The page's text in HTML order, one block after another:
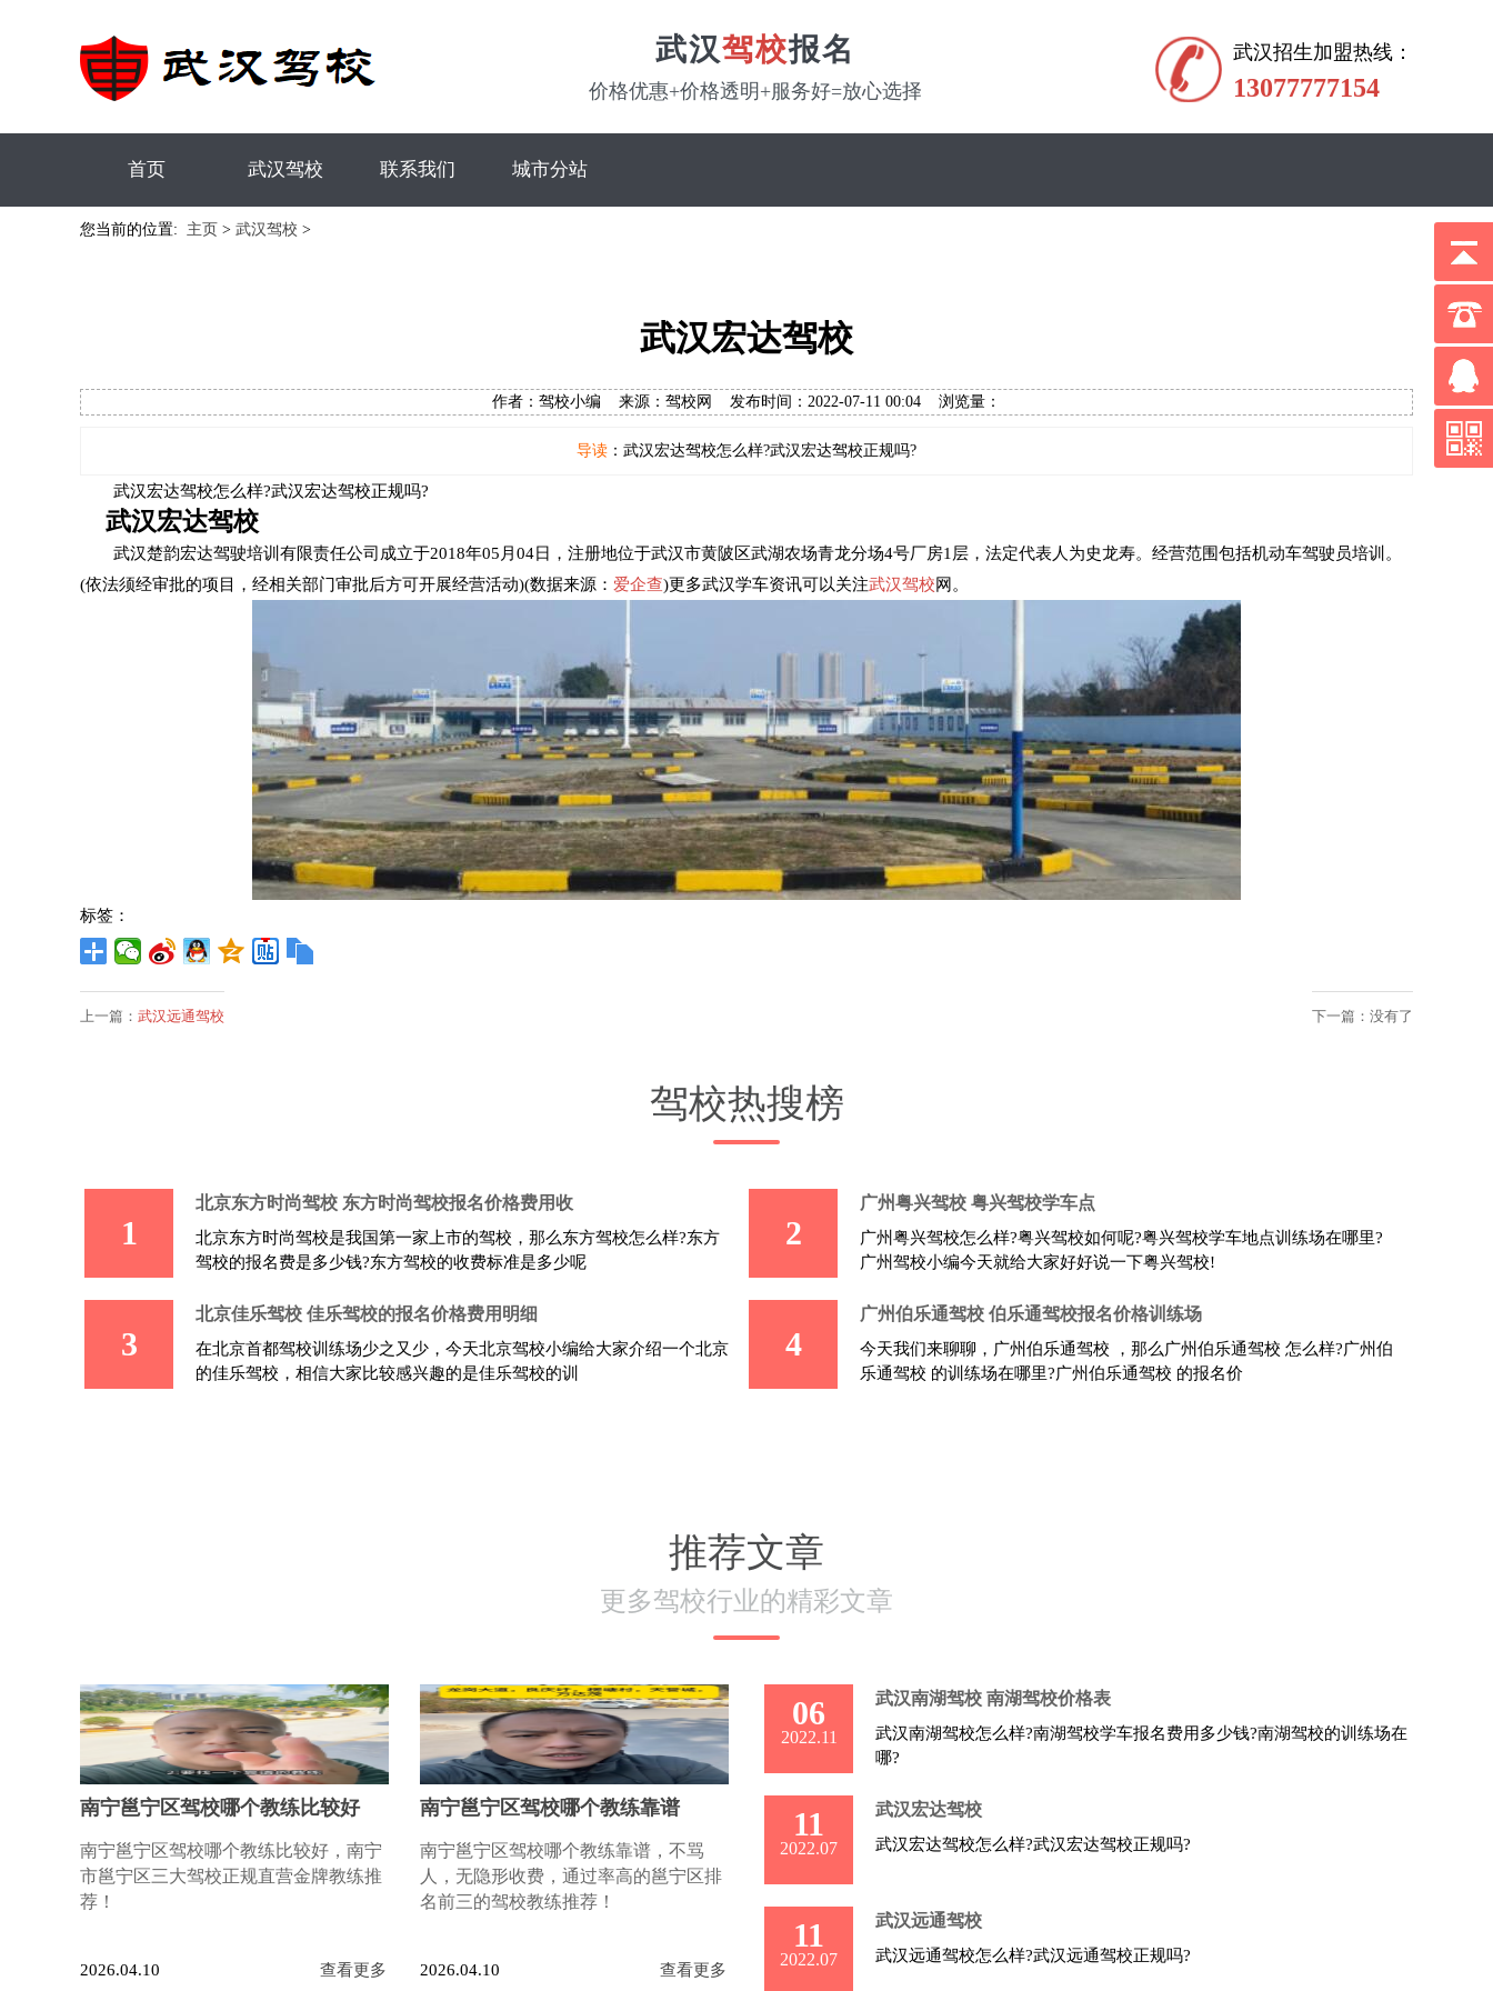
武汉驾校报名
价格优惠+价格透明+服务好=放心选择
武汉招生加盟热线：
13077777154
首页 武汉驾校 联系我们 城市分站
您当前的位置: 主页 > 武汉驾校 >
武汉宏达驾校
作者：驾校小编 来源：驾校网 发布时间：2022-07-11 00:04 浏览量：
导读 ：武汉宏达驾校怎么样?武汉宏达驾校正规吗?
武汉宏达驾校怎么样?武汉宏达驾校正规吗?
武汉宏达驾校
武汉楚韵宏达驾驶培训有限责任公司成立于2018年05月04日，注册地位于武汉市黄陂区武湖农场青龙分场4号厂房1层，法定代表人为史龙寿。经营范围包括机动车驾驶员培训。
(依法须经审批的项目，经相关部门审批后方可开展经营活动)(数据来源： 爱企查)更多武汉学车资讯可以关注武汉驾校网。
标签：
上一篇： 武汉远通驾校 下一篇：没有了
驾校热搜榜
1
北京东方时尚驾校 东方时尚驾校报名价格费用收
北京东方时尚驾校是我国第一家上市的驾校，那么东方驾校怎么样?东方
驾校的报名费是多少钱?东方驾校的收费标准是多少呢
2
广州粤兴驾校 粤兴驾校学车点
广州粤兴驾校怎么样?粤兴驾校如何呢?粤兴驾校学车地点训练场在哪里?
广州驾校小编今天就给大家好好说一下粤兴驾校!
3
北京佳乐驾校 佳乐驾校的报名价格费用明细
在北京首都驾校训练场少之又少，今天北京驾校小编给大家介绍一个北京
的佳乐驾校，相信大家比较感兴趣的是佳乐驾校的训
4
广州伯乐通驾校 伯乐通驾校报名价格训练场
今天我们来聊聊，广州伯乐通驾校 ，那么广州伯乐通驾校 怎么样?广州伯
乐通驾校 的训练场在哪里?广州伯乐通驾校 的报名价
推荐文章
更多驾校行业的精彩文章
南宁邕宁区驾校哪个教练比较好
南宁邕宁区驾校哪个教练比较好，南宁
市邕宁区三大驾校正规直营金牌教练推
荐！
2026.04.10 查看更多
南宁邕宁区驾校哪个教练靠谱
南宁邕宁区驾校哪个教练靠谱，不骂
人，无隐形收费，通过率高的邕宁区排
名前三的驾校教练推荐！
2026.04.10 查看更多
06
2022.11
武汉南湖驾校 南湖驾校价格表
武汉南湖驾校怎么样?南湖驾校学车报名费用多少钱?南湖驾校的训练场在
哪?
11
2022.07
武汉宏达驾校
武汉宏达驾校怎么样?武汉宏达驾校正规吗?
11
2022.07
武汉远通驾校
武汉远通驾校怎么样?武汉远通驾校正规吗?